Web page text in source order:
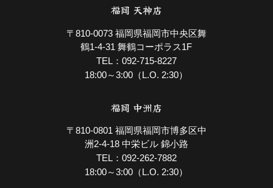
福岡 天神店
〒810-0073 福岡県福岡市中央区舞
鶴1-4-31 舞鶴コーポラス1F
TEL：092-715-8227
18:00～3:00（L.O. 2:30）
福岡 中洲店
〒810-0801 福岡県福岡市博多区中
洲2-4-18 中栄ビル 錦小路
TEL：092-262-7882
18:00～3:00（L.O. 2:30）